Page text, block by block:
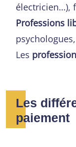
électricien…),
Professions
Les
Les
paiement